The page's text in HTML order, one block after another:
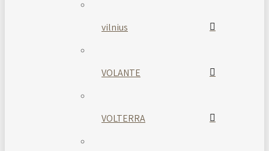
vilnius
VOLANTE
VOLTERRA